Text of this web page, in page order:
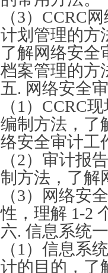
（3） CCRC
计划管理的方
了解网络安全
档案管理的方
五. 网络安全
（1） CCRC现
编制方法，了
络安全审计工
（2）审计报
制方法，了解
（3）网络安
性，理解 1-2
六. 信息系统
（1）信息系
计的目的，了